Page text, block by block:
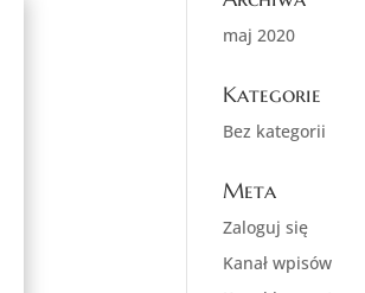
maj 2020
Kategorie
Bez kategorii
Meta
Zaloguj się
Kanał wpisów